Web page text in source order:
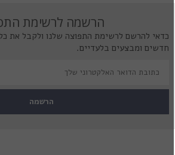
הרשמה לרשימת
כדאי להרשם לרשימת התפוצה שלנו ולקבל את כל
חדשים ומבצעים בלעדיים.
הרשמה